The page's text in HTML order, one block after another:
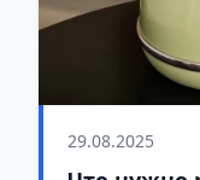
29.08.2025